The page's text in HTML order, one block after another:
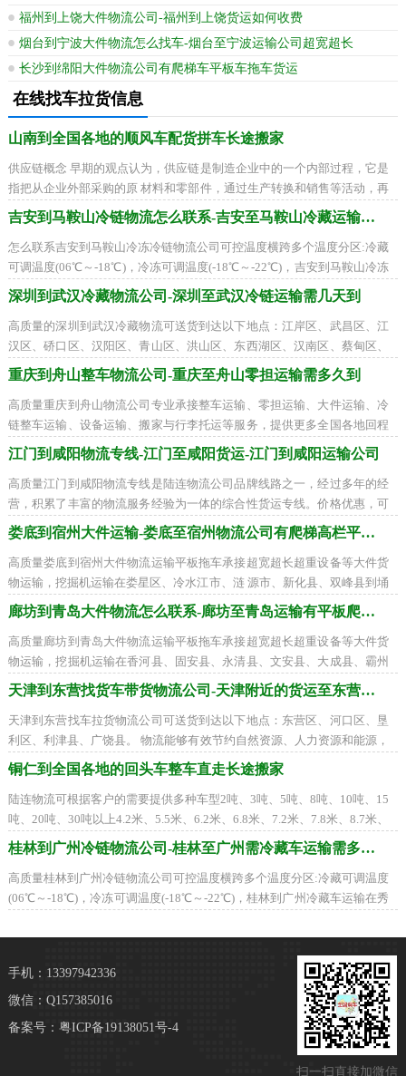
福州到上饶大件物流公司-福州到上饶货运如何收费
烟台到宁波大件物流怎么找车-烟台至宁波运输公司超宽超长
长沙到绵阳大件物流公司有爬梯车平板车拖车货运
在线找车拉货信息
山南到全国各地的顺风车配货拼车长途搬家
供应链概念 早期的观点认为，供应链是制造企业中的一个内部过程，它是
指把从企业外部采购的原 材料和零部件，通过生产转换和销售等活动，再
传递到零售商和用户的一个过程。传
吉安到马鞍山冷链物流怎么联系-吉安至马鞍山冷藏运输公司
怎么联系吉安到马鞍山冷冻冷链物流公司可控温度横跨多个温度分区:冷藏
可调温度(06℃～-18℃)，冷冻可调温度(-18℃～-22℃)，吉安到马鞍山冷冻
冷藏车运输在吉州区、青原区、井冈山市
深圳到武汉冷藏物流公司-深圳至武汉冷链运输需几天到
高质量的深圳到武汉冷藏物流可送货到达以下地点：江岸区、武昌区、江
汉区、硚口区、汉阳区、青山区、洪山区、东西湖区、汉南区、蔡甸区、
江夏区、黄陂区、新洲区、仙桃市、天
重庆到舟山整车物流公司-重庆至舟山零担运输需多久到
高质量重庆到舟山物流公司专业承接整车运输、零担运输、大件运输、冷
链整车运输、设备运输、搬家与行李托运等服务，提供更多全国各地回程
货车装货周边联系，全国联营打造一流
江门到咸阳物流专线-江门至咸阳货运-江门到咸阳运输公司
高质量江门到咸阳物流专线是陆连物流公司品牌线路之一，经过多年的经
营，积累了丰富的物流服务经验为一体的综合性货运专线。价格优惠，可
配送到以下地区：秦都区、杨陵区、渭
娄底到宿州大件运输-娄底至宿州物流公司有爬梯高栏平板车
高质量娄底到宿州大件物流运输平板拖车承接超宽超长超重设备等大件货
物运输，挖掘机运输在娄星区、冷水江市、涟 源市、新化县、双峰县到埇
桥区、砀山县、萧县、灵璧县、泗县找
廊坊到青岛大件物流怎么联系-廊坊至青岛运输有平板爬梯车
高质量廊坊到青岛大件物流运输平板拖车承接超宽超长超重设备等大件货
物运输，挖掘机运输在香河县、固安县、永清县、文安县、大成县、霸州
市、三河市到市南区、市北区、李沧区
天津到东营找货车带货物流公司-天津附近的货运至东营需要多少天
天津到东营找车拉货物流公司可送货到达以下地点：东营区、河口区、垦
利区、利津县、广饶县。 物流能够有效节约自然资源、人力资源和能源，
同时也能够节约费用。物流的使命就是
铜仁到全国各地的回头车整车直走长途搬家
陆连物流可根据客户的需要提供多种车型2吨、3吨、5吨、8吨、10吨、15
吨、20吨、30吨以上4.2米、5.5米、6.2米、6.8米、7.2米、7.8米、8.7米、
9.6米、12.5米、17.5米平板车、高栏车、箱式车、
桂林到广州冷链物流公司-桂林至广州需冷藏车运输需多久到
高质量桂林到广州冷链物流公司可控温度横跨多个温度分区:冷藏可调温度
(06℃～-18℃)，冷冻可调温度(-18℃～-22℃)，桂林到广州冷藏车运输在秀
扫一扫直接加微信
手机：13397942336
微信：Q157385016
备案号： 粤ICP备19138051号-4